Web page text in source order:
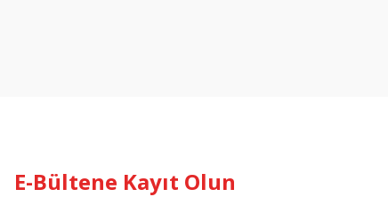
E-Bültene Kayıt Olun